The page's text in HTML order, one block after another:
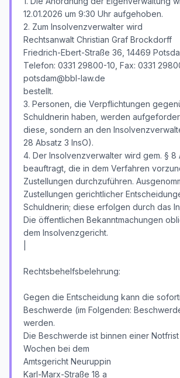
12.01.2026 um 9:30 Uhr aufgehoben.
2. Zum Insolvenzverwalter wird
Rechtsanwalt Christian Graf Brockdorff
Friedrich-Ebert-Straße 36, 14469
Telefon: 0331 29800-10, Fax: 0331
potsdam@bbl-law.de
bestellt.
3. Personen, die Verpflichtungen
Schuldnerin haben, werden
diese, sondern an den
28 Absatz 3 InsO).
4. Der Insolvenzverwalter wird gem. § 8
beauftragt, die in dem Verfahren
Zustellungen durchzuführen.
Zustellungen gerichtlicher
Schuldnerin; diese erfolgen durch das
Die öffentlichen Bekanntmachungen
dem Insolvenzgericht.
Rechtsbehelfsbelehrung:
Gegen die Entscheidung kann die
Beschwerde (im Folgenden:
werden.
Die Beschwerde ist binnen einer
Wochen bei dem
Amtsgericht Neuruppin
Karl-Marx-Straße 18 a